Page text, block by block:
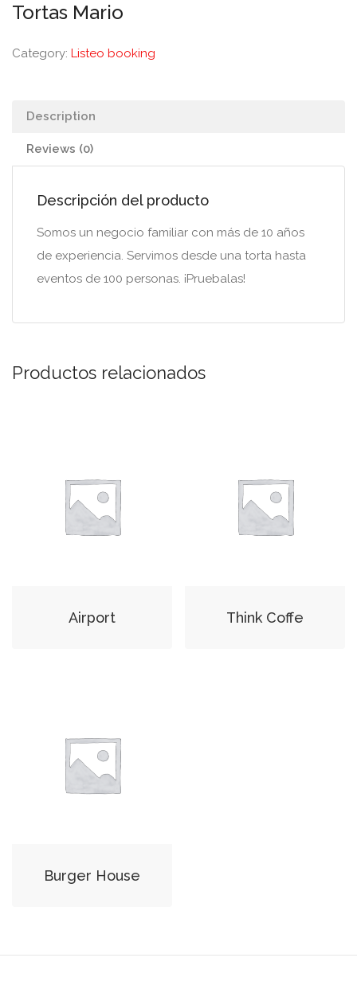
Tortas Mario
Category: Listeo booking
Description
Reviews (0)
Descripción del producto
Somos un negocio familiar con más de 10 años
de experiencia. Servimos desde una torta hasta
eventos de 100 personas. ¡Pruebalas!
Productos relacionados
Airport Think Coffe
Burger House